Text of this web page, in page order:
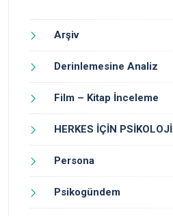
Arşiv
Derinlemesine Analiz
Film – Kitap İnceleme
HERKES İÇİN PSİKOLOJİ
Persona
Psikogündem